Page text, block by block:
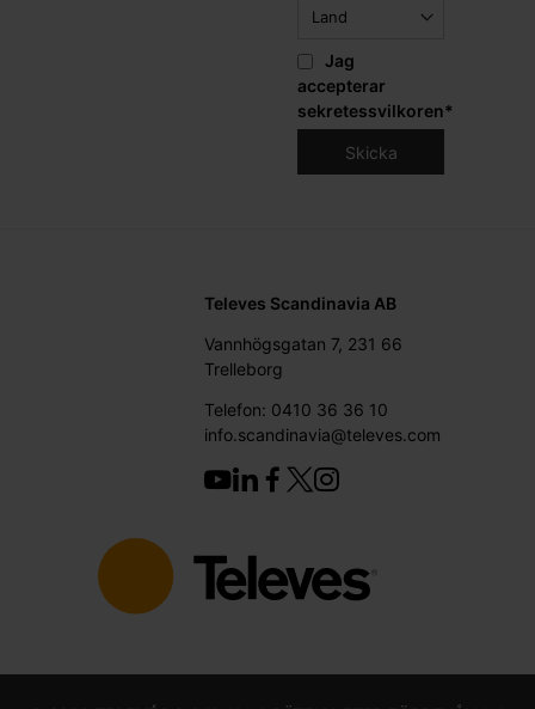
Jag
accepterar
sekretessvilkoren*
Televes Scandinavia AB
Vannhögsgatan 7, 231 66
Trelleborg
Telefon: 0410 36 36 10
info.scandinavia@televes.com